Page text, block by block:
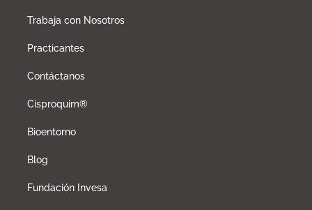
Trabaja con Nosotros
Practicantes
Contáctanos
Cisproquim®
Bioentorno
Blog
Fundación Invesa